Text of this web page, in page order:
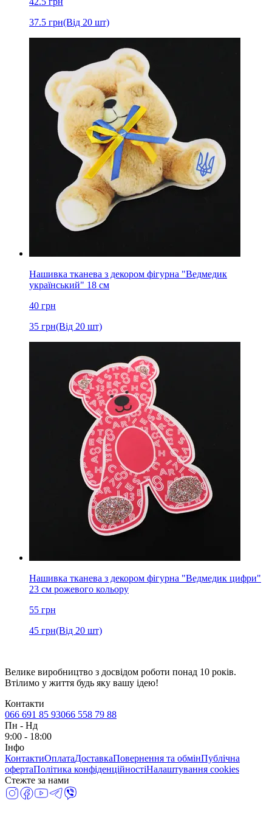
37.5 грн(Від 20 шт)
Нашивка тканева з декором фігурна "Ведмедик
український" 18 см
40 грн
35 грн(Від 20 шт)
Нашивка тканева з декором фігурна "Ведмедик цифри"
23 см рожевого кольору
55 грн
45 грн(Від 20 шт)
Велике виробництво з досвідом роботи понад 10 років.
Втілимо у життя будь яку вашу ідею!
Контакти
066 691 85 93066 558 79 88
Пн - Нд
9:00 - 18:00
Інфо
КонтактиОплатаДоставкаПовернення та обмінПублічна
офертаПолітика конфіденційностіНалаштування cookies
Стежте за нами